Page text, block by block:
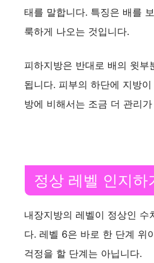
y
i
o
태를 말합니다. 특징은 배를
룩하게 나오는 것입니다.
피하지방은 반대로 배의 윗부
됩니다. 피부의 하단에 지방
방에 비해서는 조금 더 관리
정상 레벨 인지하
내장지방의 레벨이 정상인 수
다. 레벨 6은 바로 한 단계 위
걱정을 할 단계는 아닙니다.